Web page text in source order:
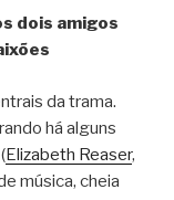
dois amigos
da trama.
há alguns
Elizabeth Reaser,
música, cheia